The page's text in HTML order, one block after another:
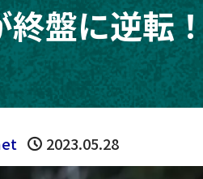
終盤に逆転
2023.05.28